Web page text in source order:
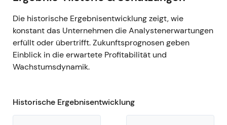
Die historische Ergebnisentwicklung zeigt, wie
konstant das Unternehmen die Analystenerwartungen
erfüllt oder übertrifft. Zukunftsprognosen geben
Einblick in die erwartete Profitabilität und
Wachstumsdynamik.
Historische Ergebnisentwicklung